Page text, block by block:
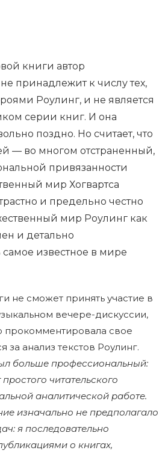
книги автор
принадлежит к числу тех,
Роулинг, и не является
серии книг. И она
поздно. Но считает, что
— во многом отстраненный,
привязанности
мир Хогвартса
и предельно честно
мир Роулинг как
и детально
известное в мире
не сможет принять участие в
вечере-дискуссии,
прокомментировала свое
за анализ текстов Роулинг.
больше профессиональный:
читательского
аналитической работе.
изначально не предполагало
я последовательно
о книгах,